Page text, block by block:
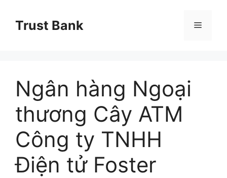
Trust Bank Menu
Ngân hàng Ngoại
thương Cây ATM
Công ty TNHH
Điện tử Foster